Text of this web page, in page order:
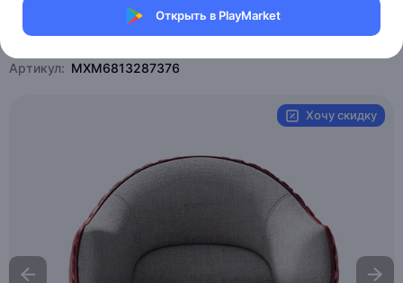
Открыть в PlayMarket
Магазин eMILE
Артикул: MXM6813287376
Хочу скидку